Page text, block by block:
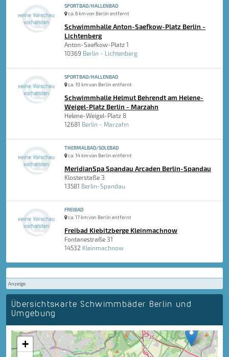
SPORTBAD/HALLENBAD
ca. 6 km von Berlin entfernt
Schwimmhalle Anton-Saefkow-Platz Berlin -
Lichtenberg
Anton-Saefkow-Platz 1
10369 Berlin - Lichtenberg
SPORTBAD/HALLENBAD
ca. 10 km von Berlin entfernt
Schwimmhalle Helmut Behrendt am Helene-
Weigel-Platz Berlin - Marzahn
Helene-Weigel-Platz 8
12681 Berlin - Marzahn
THERMALBAD/SOLEBAD
ca. 14 km von Berlin entfernt
MeridianSpa Spandau Arcaden Berlin-Spandau
Klosterstaße 3
13581 Berlin-Spandau
FREIBAD
ca. 17 km von Berlin entfernt
Freibad Kiebitzberge Kleinmachnow
Fontanestraße 31
14532 Kleinmachnow
Anzeige
Übersichtskarte Schwimmbäder Berlin und
Umgebung
+